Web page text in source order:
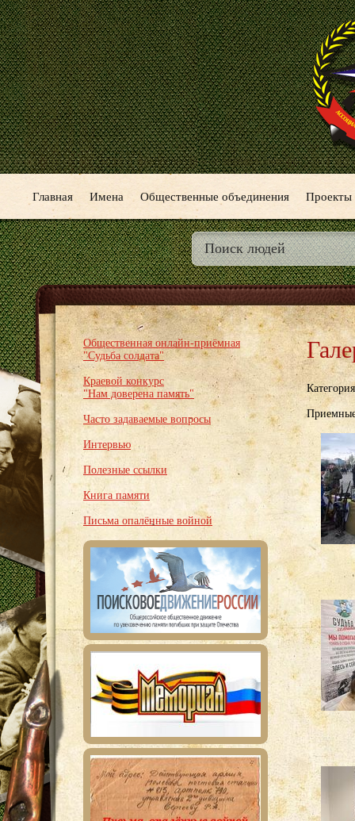
Главная Имена Общественные объединения Проекты
Общественная онлайн-приёмная
"Судьба солдата"
Краевой конкурс
"Нам доверена память"
Часто задаваемые вопросы
Интервью
Полезные ссылки
Книга памяти
Письма опалённые войной
Приемные